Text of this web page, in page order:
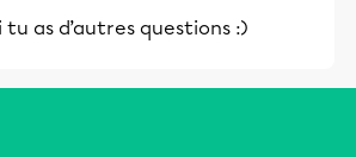
tu as d’autres questions :)